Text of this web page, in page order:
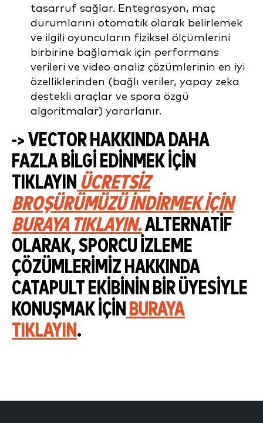
tasarruf sağlar. Entegrasyon, maç
durumlarını otomatik olarak belirlemek
ve ilgili oyuncuların fiziksel ölçümlerini
birbirine bağlamak için performans
verileri ve video analiz çözümlerinin en iyi
özelliklerinden (bağlı veriler, yapay zeka
destekli araçlar ve spora özgü
algoritmalar) yararlanır.
-> VECTOR HAKKINDA DAHA
FAZLA BILGI EDINMEK IÇIN
TIKLAYIN ÜCRETSIZ
BROŞÜRÜMÜZÜ INDIRMEK IÇIN
BURAYA TIKLAYIN.ALTERNATIF
OLARAK, SPORCU IZLEME
ÇÖZÜMLERIMIZ HAKKINDA
CATAPULT EKIBININ BIR ÜYESIYLE
KONUŞMAK IÇIN BURAYA
TIKLAYIN.